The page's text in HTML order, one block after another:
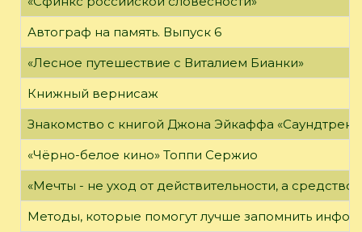
Автограф на память. Выпуск 6
«Лесное путешествие с Виталием Бианки»
Книжный вернисаж
Знакомство с книгой Джона Эйкаффа «Саундтреки
«Чёрно-белое кино» Топпи Сержио
«Мечты - не уход от действительности, а средство
Методы, которые помогут лучше запомнить